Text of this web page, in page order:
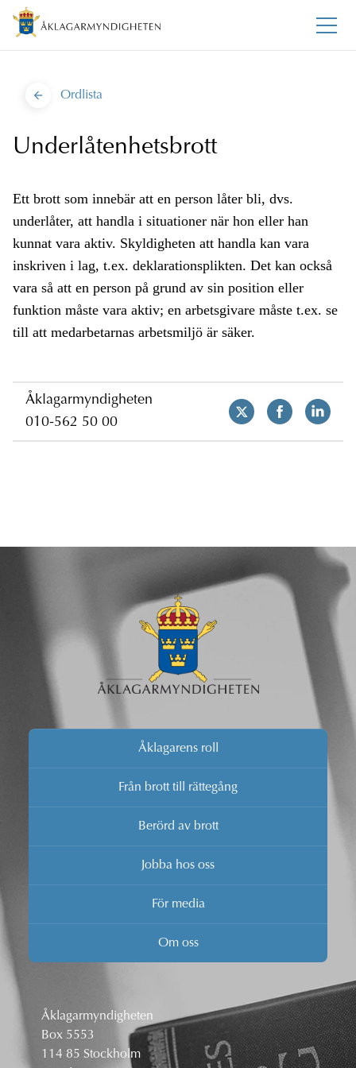
Ordlista
Underlåtenhetsbrott
Ett brott som innebär att en person låter bli, dvs.
underlåter, att handla i situationer när hon eller han
kunnat vara aktiv. Skyldigheten att handla kan vara
inskriven i lag, t.ex. deklarationsplikten. Det kan också
vara så att en person på grund av sin position eller
funktion måste vara aktiv; en arbetsgivare måste t.ex. se
till att medarbetarnas arbetsmiljö är säker.
Åklagarmyndigheten
010-562 50 00
Åklagarens roll
Från brott till rättegång
Berörd av brott
Jobba hos oss
För media
Om oss
Åklagarmyndigheten
Box 5553
114 85 Stockholm